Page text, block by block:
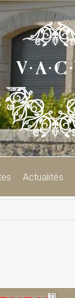
Actualités